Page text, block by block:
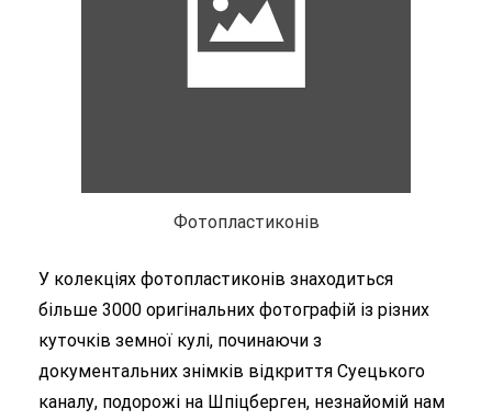
Фотопластиконів
У колекціях фотопластиконів знаходиться
більше 3000 оригінальних фотографій із різних
куточків земної кулі, починаючи з
документальних знімків відкриття Суецького
каналу, подорожі на Шпіцберген, незнайомій нам